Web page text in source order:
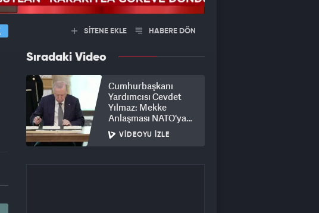
SİTENE EKLE HABERE DÖN
Sıradaki Video
Cumhurbaşkanı
Yardımcısı Cevdet
Yılmaz: Mekke
Anlaşması NATO'ya
alternatif bir yapı
değil!VIDEOYU İZLE